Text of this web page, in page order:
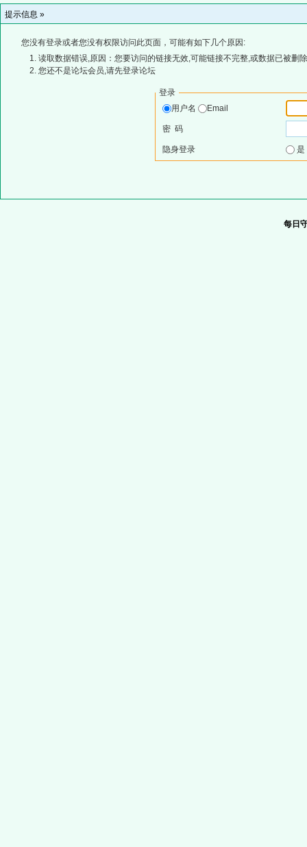
提示信息 »
您没有登录或者您没有权限访问此页面，可能有如下几个原因:
读取数据错误,原因：您要访问的链接无效,可能链接不完整,或数据已被删
您还不是论坛会员,请先登录论坛
登录
用户名
Email
密 码
隐身登录
每日